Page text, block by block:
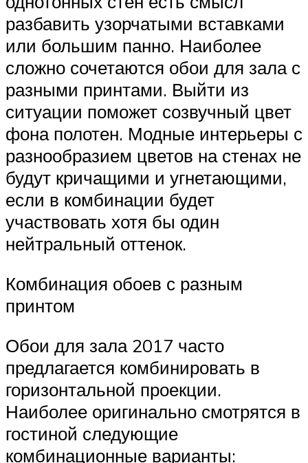
разбавить узорчатыми вставками
или большим панно. Наиболее
сложно сочетаются обои для зала с
разными принтами. Выйти из
ситуации поможет созвучный цвет
фона полотен. Модные интерьеры с
разнообразием цветов на стенах не
будут кричащими и угнетающими,
если в комбинации будет
участвовать хотя бы один
нейтральный оттенок.
Комбинация обоев с разным
принтом
Обои для зала 2017 часто
предлагается комбинировать в
горизонтальной проекции.
Наиболее оригинально смотрятся в
гостиной следующие
комбинационные варианты: